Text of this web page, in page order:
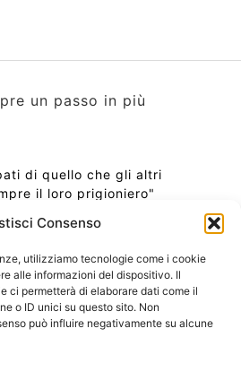
Consenso
utilizziamo tecnologie come i cookie
alle informazioni del dispositivo. Il
ci permetterà di elaborare dati come il
o ID unici su questo sito. Non
può influire negativamente su alcune
un passo in più
di quello che gli altri
il loro prigioniero"
questo momento
Potrebbe Essere per
Ascendendo alla Quinta